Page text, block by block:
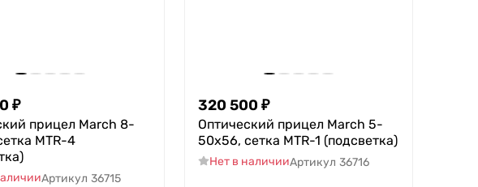
₽
прицел March 8-
MTR-4
Артикул 36715
320 500 ₽
Оптический прицел March 5-
50x56, сетка MTR-1 (подсветка)
Нет в наличииАртикул 36716